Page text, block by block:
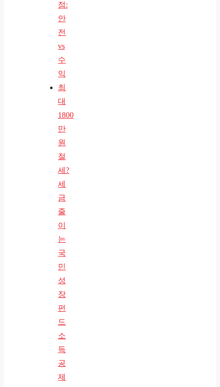
점:
안
전
vs
수
익
최
대
1800
만
원
절
세?
세
금
줄
이
는
국
민
성
장
펀
드
소
득
공
제